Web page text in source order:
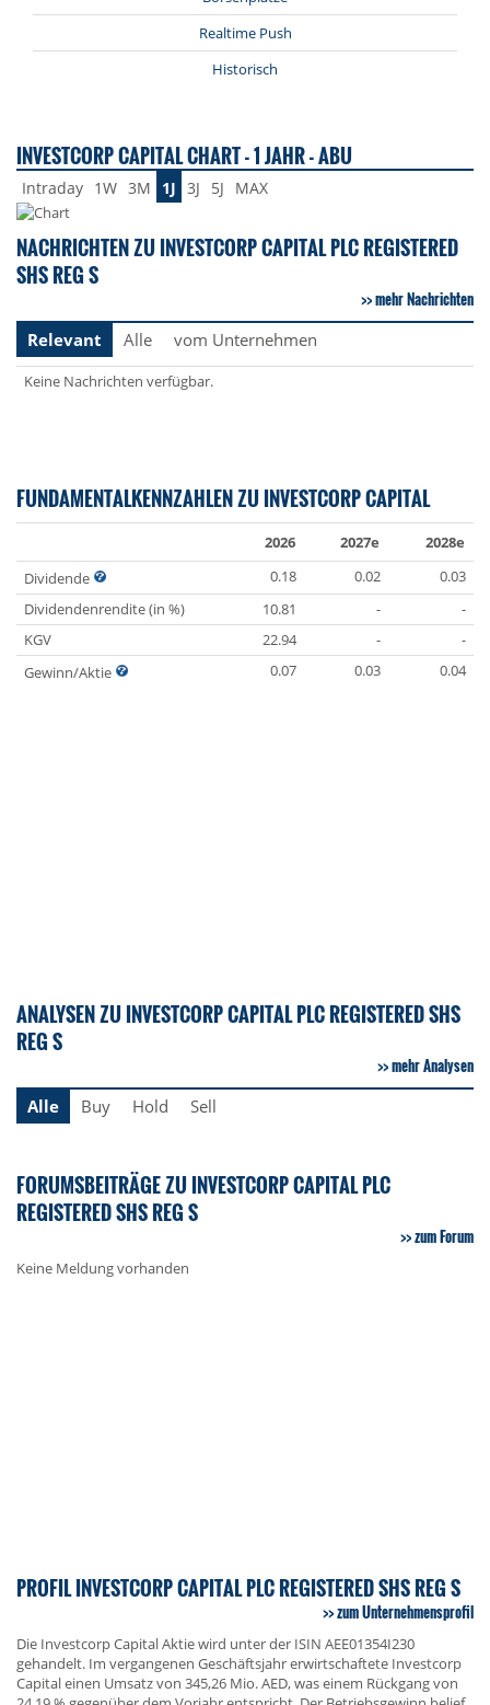
Realtime Push
Historisch
INVESTCORP CAPITAL CHART - 1 JAHR - ABU
Intraday 1W 3M 1J 3J 5J MAX
NACHRICHTEN ZU INVESTCORP CAPITAL PLC REGISTERED
SHS REG S
mehr Nachrichten
Relevant
Alle vom Unternehmen
Keine Nachrichten verfügbar.
FUNDAMENTALKENNZAHLEN ZU INVESTCORP CAPITAL
2026 2027e
2028e
Dividende
0.18 0.02
0.03
Dividendenrendite (in %)
10.81 -
-
KGV
22.94 -
-
Gewinn/Aktie
0.07 0.03 0.04
ANALYSEN ZU INVESTCORP CAPITAL PLC REGISTERED SHS
REG S
mehr Analysen
Alle
Buy Hold Sell
FORUMSBEITRÄGE ZU INVESTCORP CAPITAL PLC
REGISTERED SHS REG S
zum Forum
Keine Meldung vorhanden
PROFIL INVESTCORP CAPITAL PLC REGISTERED SHS REG S
zum Unternehmensprofil
Die Investcorp Capital Aktie wird unter der ISIN AEE01354I230
gehandelt. Im vergangenen Geschäftsjahr erwirtschaftete Investcorp
Capital einen Umsatz von 345,26 Mio. AED, was einem Rückgang von